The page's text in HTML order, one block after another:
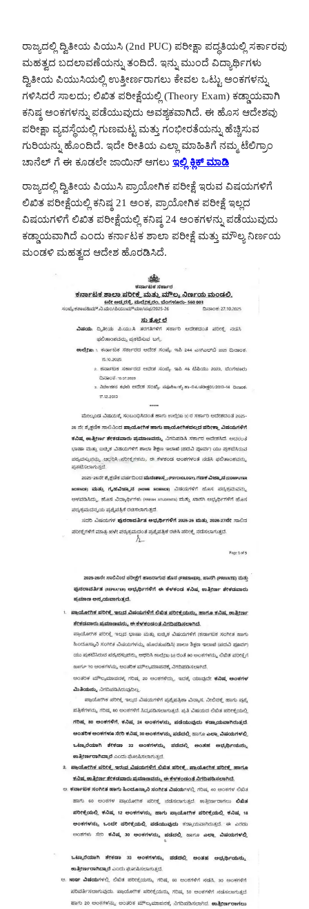
ರಾಜ್ಯದಲ್ಲಿ ದ್ವಿತೀಯ ಪಿಯುಸಿ (2nd PUC) ಪರೀಕ್ಷಾ ಪದ್ಧತಿಯಲ್ಲಿ ಸರ್ಕಾರವು
ಮಹತ್ವದ ಬದಲಾವಣೆಯನ್ನು ತಂದಿದೆ. ಇನ್ನು ಮುಂದೆ ವಿದ್ಯಾರ್ಥಿಗಳು
ದ್ವಿತೀಯ ಪಿಯುಸಿಯಲ್ಲಿ ಉತ್ತೀರ್ಣರಾಗಲು ಕೇವಲ ಒಟ್ಟು ಅಂಕಗಳನ್ನು
ಗಳಿಸಿದರೆ ಸಾಲದು; ಲಿಖಿತ ಪರೀಕ್ಷೆಯಲ್ಲಿ (Theory Exam) ಕಡ್ಡಾಯವಾಗಿ
ಕನಿಷ್ಠ ಅಂಕಗಳನ್ನು ಪಡೆಯುವುದು ಅವಶ್ಯಕವಾಗಿದೆ. ಈ ಹೊಸ ಆದೇಶವು
ಪರೀಕ್ಷಾ ವ್ಯವಸ್ಥೆಯಲ್ಲಿ ಗುಣಮಟ್ಟ ಮತ್ತು ಗಂಭೀರತೆಯನ್ನು ಹೆಚ್ಚಿಸುವ
ಗುರಿಯನ್ನು ಹೊಂದಿದೆ. ಇದೇ ರೀತಿಯ ಎಲ್ಲಾ ಮಾಹಿತಿಗೆ ನಮ್ಮ ಟೆಲಿಗ್ರಾಂ
ಚಾನೆಲ್ ಗೆ ಈ ಕೂಡಲೇ ಜಾಯಿನ್ ಆಗಲು ಇಲ್ಲಿ ಕ್ಲಿಕ್ ಮಾಡಿ
ರಾಜ್ಯದಲ್ಲಿ ದ್ವಿತೀಯ ಪಿಯುಸಿ ಪ್ರಾಯೋಗಿಕ ಪರೀಕ್ಷೆ ಇರುವ ವಿಷಯಗಳಿಗೆ
ಲಿಖಿತ ಪರೀಕ್ಷೆಯಲ್ಲಿ ಕನಿಷ್ಠ 21 ಅಂಕ, ಪ್ರಾಯೋಗಿಕ ಪರೀಕ್ಷೆ ಇಲ್ಲದ
ವಿಷಯಗಳಿಗೆ ಲಿಖಿತ ಪರೀಕ್ಷೆಯಲ್ಲಿ ಕನಿಷ್ಠ 24 ಅಂಕಗಳನ್ನು ಪಡೆಯುವುದು
ಕಡ್ಡಾಯವಾಗಿದೆ ಎಂದು ಕರ್ನಾಟಕ ಶಾಲಾ ಪರೀಕ್ಷೆ ಮತ್ತು ಮೌಲ್ಯ ನಿರ್ಣಯ
ಮಂಡಳಿ ಮಹತ್ವದ ಆದೇಶ ಹೊರಡಿಸಿದೆ.